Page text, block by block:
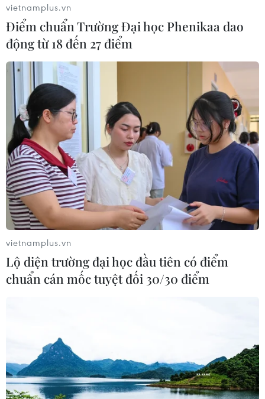
Nuôi dưỡng, “ươm mầm” các thế hệ tương
lai ở Trường Sa
16/05/2014 02:13
Trường TH Sinh Tồn, xã đảo Sinh Tồn, Trường Sa, Khánh
Hòa, vừa mới hoàn thành và đón những học sinh đầu
tiên, là nơi nuôi dưỡng, “ươm mầm" cho Trường Sa.
vietnamplus.vn
Điểm chuẩn Trường Đại học Phenikaa dao
động từ 18 đến 27 điểm
vietnamplus.vn
Lộ diện trường đại học đầu tiên có điểm
chuẩn cán mốc tuyệt đối 30/30 điểm